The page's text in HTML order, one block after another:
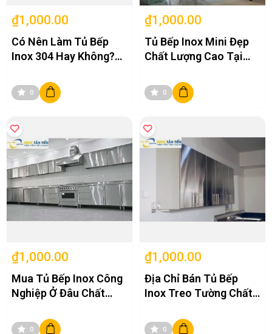
₫1,000.00
Có Nên Làm Tủ Bếp
Inox 304 Hay Không?
0
₫1,000.00
Tủ Bếp Inox Mini Đẹp
Chất Lượng Cao Tại
0
₫1,000.00
Mua Tủ Bếp Inox Công
Nghiệp Ở Đâu Chất
0
₫1,000.00
Địa Chỉ Bán Tủ Bếp
Inox Treo Tường Chất
Hà Nội
0